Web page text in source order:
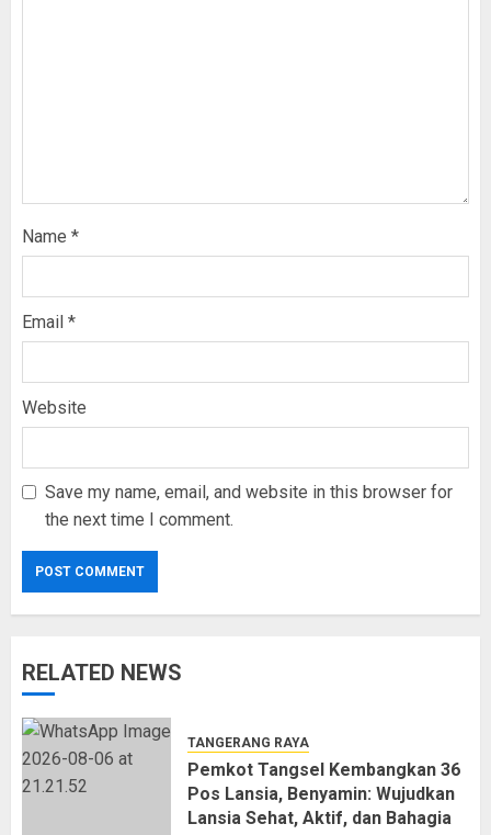
Name *
Email *
Website
Save my name, email, and website in this browser for
the next time I comment.
RELATED NEWS
TANGERANG RAYA
Pemkot Tangsel Kembangkan 36
Pos Lansia, Benyamin: Wujudkan
Lansia Sehat, Aktif, dan Bahagia